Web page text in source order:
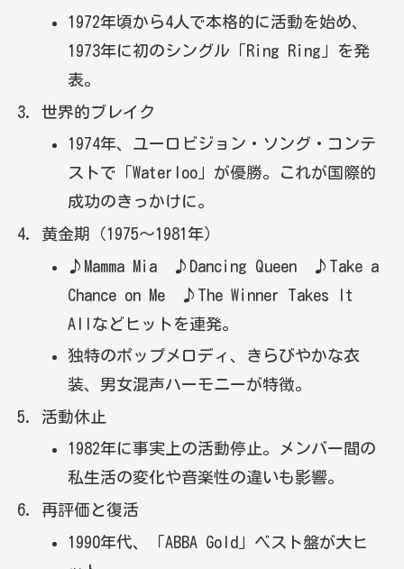
1972年頃から4人で本格的に活動を始め、
1973年に初のシングル「Ring Ring」を発
表。
世界的ブレイク
1974年、ユーロビジョン・ソング・コンテ
ストで「Waterloo」が優勝。これが国際的
成功のきっかけに。
黄金期（1975〜1981年）
♪Mamma Mia ♪Dancing Queen ♪Take a
Chance on Me ♪The Winner Takes It
Allなどヒットを連発。
独特のポップメロディ、きらびやかな衣
装、男女混声ハーモニーが特徴。
活動休止
1982年に事実上の活動停止。メンバー間の
私生活の変化や音楽性の違いも影響。
再評価と復活
1990年代、「ABBA Gold」ベスト盤が大ヒ